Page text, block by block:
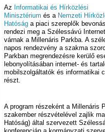
Az Informatikai és Hírközlési
Minisztérium és a Nemzeti
Hatóság a piaci szereplők
rendezi meg a Szélessávú
várnak a Millenáris Parkba. A
napos rendezvény a szakma
Parkban megrendezésre kerülő
lebonyolításában internet- és
mobilszolgáltatók és informatikai
részt.
A program részeként a Millenáris
szakember részvételével zajlik
Hatóság) által szervezett